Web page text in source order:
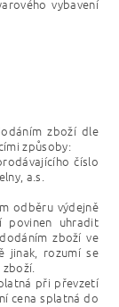
vybavení
zboží dle
způsoby:
číslo
a.s.
odběru výdejně
povinen uhradit
zboží ve
jinak, rozumí se
zboží.
při převzetí
cena splatná do